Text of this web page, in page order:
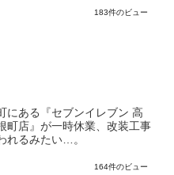
183件のビュー
にある『セブンイレブン 高
町店』が一時休業、改装工事
れるみたい…。
164件のビュー